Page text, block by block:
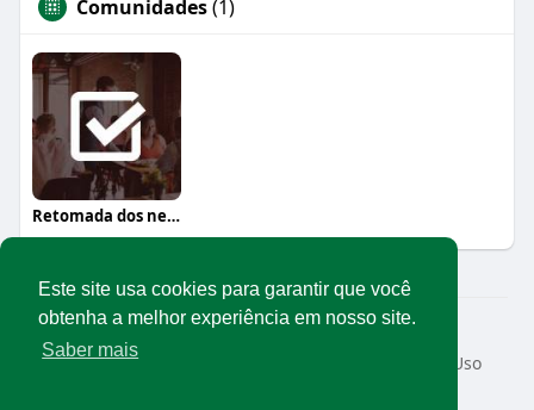
Este site usa cookies para garantir que você
obtenha a melhor experiência em nosso site.
Saber mais
Comunidades(1)
Retomada dos negócios
© 2026 Rede Abrasel
Início
Sobre
Termos de Uso